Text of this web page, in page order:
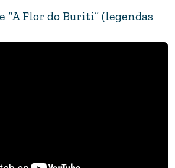
“A Flor do Buriti” (legendas